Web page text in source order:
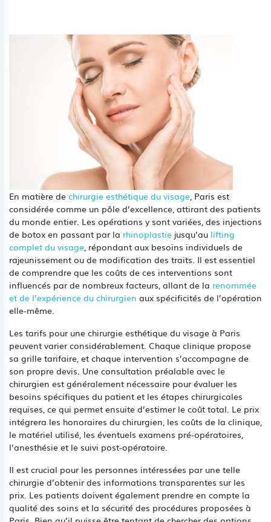
En matière de chirurgie esthétique du visage, Paris est
considérée comme un pôle d’excellence, attirant des patients
du monde entier. Les opérations y sont variées, des injections
de botox en passant par la rhinoplastie jusqu’au lifting
complet du visage, répondant aux besoins individuels de
rajeunissement ou de modification des traits. Il est essentiel
de comprendre que les coûts de ces interventions sont
influencés par de nombreux facteurs, allant de la renommée
et de l’expérience du chirurgien aux spécificités de l’opération
elle-même.
Les tarifs pour une chirurgie esthétique du visage à Paris
peuvent varier considérablement. Chaque clinique propose
sa grille tarifaire, et chaque intervention s’accompagne de
son propre devis. Une consultation préalable avec le
chirurgien est généralement nécessaire pour évaluer les
besoins spécifiques du patient et les étapes chirurgicales
requises, ce qui permet ensuite d’estimer le coût total. Le prix
intégrera les honoraires du chirurgien, les coûts de la clinique,
le matériel utilisé, les éventuels examens pré-opératoires,
l’anesthésie et le suivi post-opératoire.
Il est crucial pour les personnes intéressées par une telle
chirurgie d’obtenir des informations transparentes sur les
prix. Les patients doivent également prendre en compte la
qualité des soins et la sécurité des procédures proposées à